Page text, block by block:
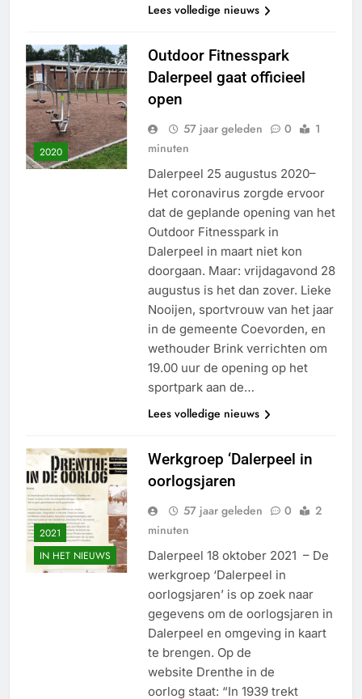
Lees volledige nieuws
2020
Outdoor Fitnesspark
Dalerpeel gaat officieel
open
57 jaar geleden 0
1
minuten
Dalerpeel 25 augustus 2020–
Het coronavirus zorgde ervoor
dat de geplande opening van het
Outdoor Fitnesspark in
Dalerpeel in maart niet kon
doorgaan. Maar: vrijdagavond 28
augustus is het dan zover. Lieke
Nooijen, sportvrouw van het jaar
in de gemeente Coevorden, en
wethouder Brink verrichten om
19.00 uur de opening op het
sportpark aan de…
Lees volledige nieuws
2021
IN HET NIEUWS
Werkgroep ‘Dalerpeel in
oorlogsjaren
57 jaar geleden 0
2
minuten
Dalerpeel 18 oktober 2021 – De
werkgroep ‘Dalerpeel in
oorlogsjaren’ is op zoek naar
gegevens om de oorlogsjaren in
Dalerpeel en omgeving in kaart
te brengen. Op de
website Drenthe in de
oorlog staat: “In 1939 trekt